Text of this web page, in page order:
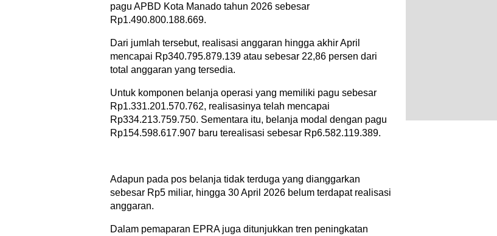
pagu APBD Kota Manado tahun 2026 sebesar
Rp1.490.800.188.669.
Dari jumlah tersebut, realisasi anggaran hingga akhir April
mencapai Rp340.795.879.139 atau sebesar 22,86 persen dari
total anggaran yang tersedia.
Untuk komponen belanja operasi yang memiliki pagu sebesar
Rp1.331.201.570.762, realisasinya telah mencapai
Rp334.213.759.750. Sementara itu, belanja modal dengan pagu
Rp154.598.617.907 baru terealisasi sebesar Rp6.582.119.389.
Adapun pada pos belanja tidak terduga yang dianggarkan
sebesar Rp5 miliar, hingga 30 April 2026 belum terdapat realisasi
anggaran.
Dalam pemaparan EPRA juga ditunjukkan tren peningkatan